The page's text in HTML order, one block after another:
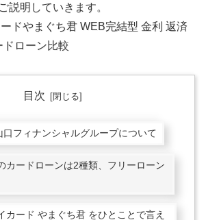
説明していきます。
目次
口フィナンシャルグループについて
カードローンは2種類、フリーローン
カード やまぐち君 をひとことで言え